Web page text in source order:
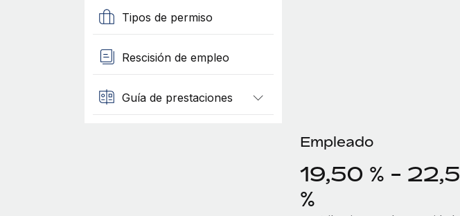
Tipos de permiso
Rescisión de empleo
Guía de prestaciones
Empleado
19,50 % - 22,5
%